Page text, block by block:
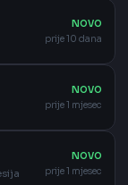
NOVO
prije 10 dana
NOVO
prije 1 mjesec
NOVO
prije 1 mjesec